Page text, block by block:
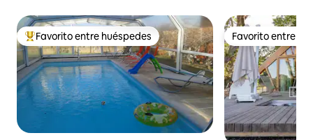
Favorito entre huéspedes preferido
Favorito entre huéspedes Favorito entre
Favorito entre